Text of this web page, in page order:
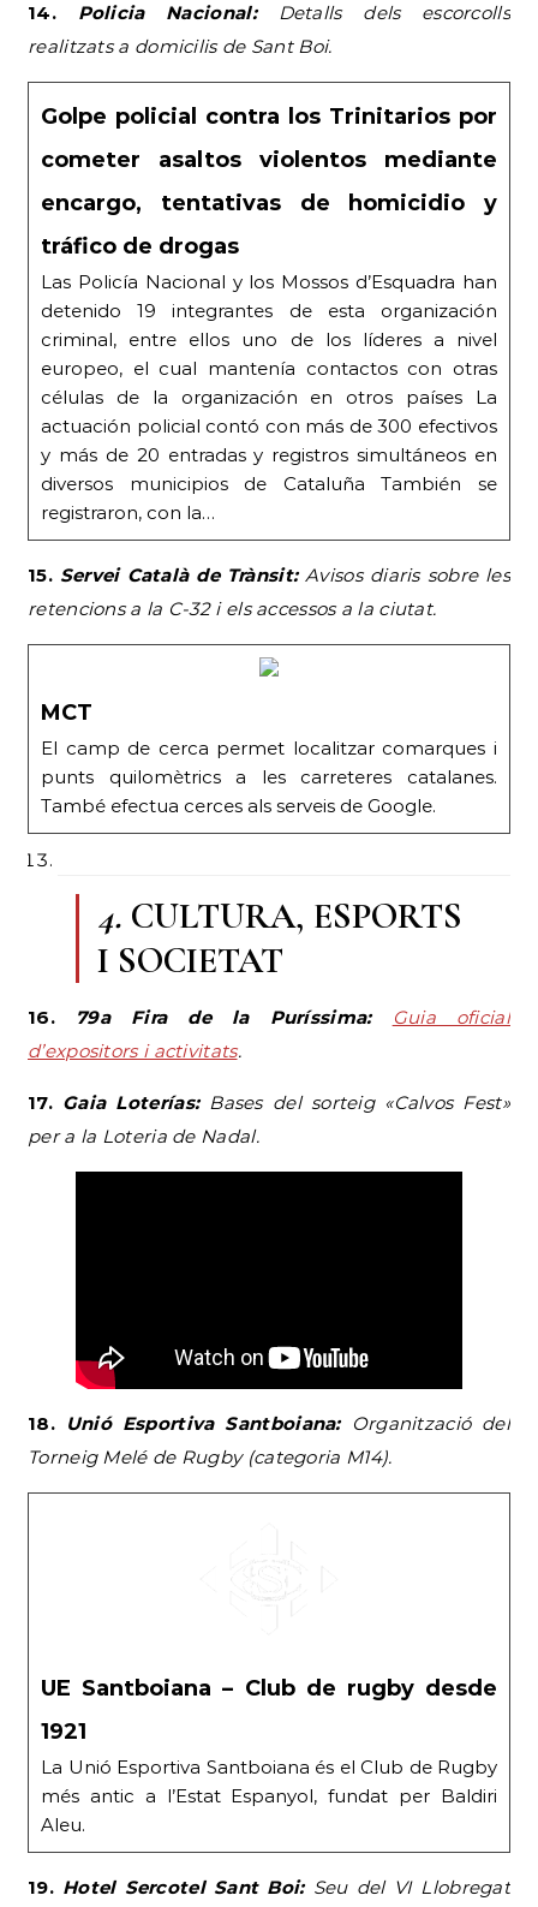
14. Policia Nacional:Detalls dels escorcolls
realitzats a domicilis de Sant Boi.
Golpe policial contra los Trinitarios por
cometer asaltos violentos mediante
encargo, tentativas de homicidio y
tráfico de drogas
Las Policía Nacional y los Mossos d’Esquadra han
detenido 19 integrantes de esta organización
criminal, entre ellos uno de los líderes a nivel
europeo, el cual mantenía contactos con otras
células de la organización en otros países La
actuación policial contó con más de 300 efectivos
y más de 20 entradas y registros simultáneos en
diversos municipios de Cataluña También se
registraron, con la…
15. Servei Català de Trànsit:Avisos diaris sobre les
retencions a la C-32 i els accessos a la ciutat.
MCT
El camp de cerca permet localitzar comarques i
punts quilomètrics a les carreteres catalanes.
També efectua cerces als serveis de Google.
4. CULTURA, ESPORTS
I SOCIETAT
16. 79a Fira de la Puríssima:
Guia oficial
d’expositors i activitats.
17. Gaia Loterías:Bases del sorteig «Calvos Fest»
per a la Loteria de Nadal.
18. Unió Esportiva Santboiana:Organització del
Torneig Melé de Rugby (categoria M14).
UE Santboiana – Club de rugby desde
1921
La Unió Esportiva Santboiana és el Club de Rugby
més antic a l’Estat Espanyol, fundat per Baldiri
Aleu.
19. Hotel Sercotel Sant Boi:Seu del VI Llobregat